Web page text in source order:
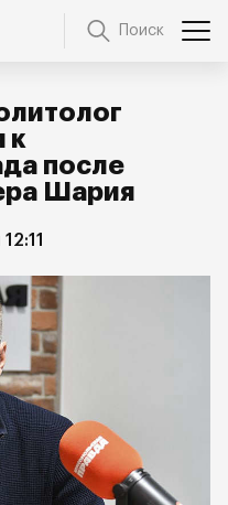
Поиск
к
после
Шария